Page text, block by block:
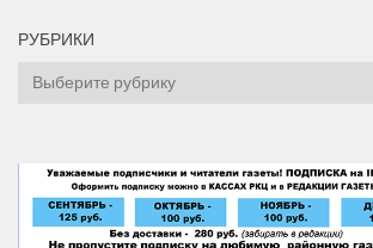
РУБРИКИ
Рубрики